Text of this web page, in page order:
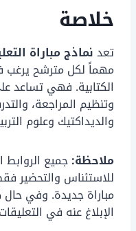
خلاصة
تعدنماذج مباراة التعليم
مهماً لكل مترشح يرغب
الكتابية. فهي تساعد
وتنظيم المراجعة،
والديداكتيك وعلوم
ملاحظة:جميع
للاستئناس والتحضير
مباراة جديدة. وفي حال
الإبلاغ عنه في